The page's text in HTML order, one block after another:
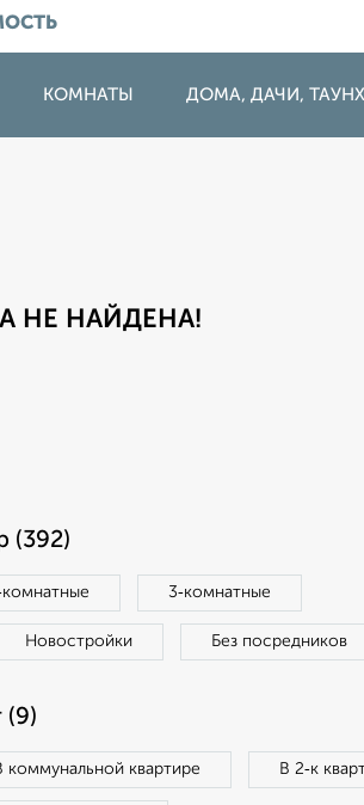
КОМНАТЫ ДОМА, ДАЧИ,
НЕ НАЙДЕНА!
(392)
3‑комнатные
Новостройки Без посредников
(9)
коммунальной квартире В 2‑к